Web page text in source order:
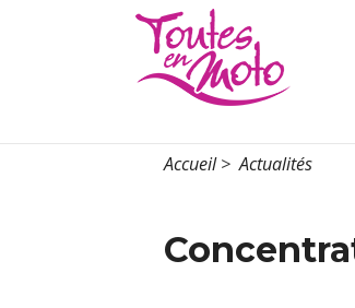
Accueil>Actualités